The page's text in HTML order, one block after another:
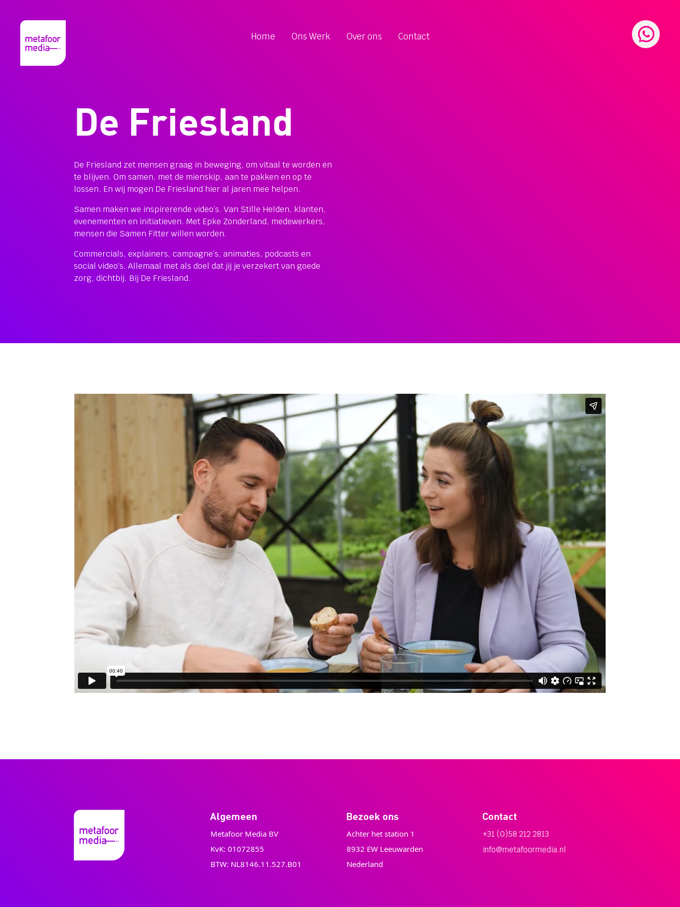
Home Ons Werk Over ons Contact
De Friesland
De Friesland zet mensen graag in beweging, om vitaal te worden en
te blijven. Om samen, met de mienskip, aan te pakken en op te
lossen. En wij mogen De Friesland hier al jaren mee helpen.
Samen maken we inspirerende video’s. Van Stille Helden, klanten,
evenementen en initiatieven. Met Epke Zonderland, medewerkers,
mensen die Samen Fitter willen worden.
Commercials, explainers, campagne’s, animaties, podcasts en
social video’s. Allemaal met als doel dat jij je verzekert van goede
zorg, dichtbij. Bij De Friesland.
Algemeen
Metafoor Media BV
KvK: 01072855
BTW: NL8146.11.527.B01
Bezoek ons
Achter het station 1
8932 EW Leeuwarden
Nederland
Contact
+31 (0)58 212 2813
info@metafoormedia.nl